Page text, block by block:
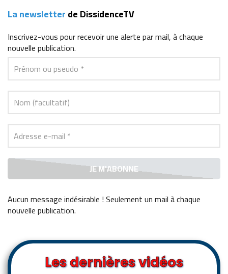
La newsletterde DissidenceTV
Inscrivez-vouspour recevoir une alerte par mail, à chaque
nouvelle publication.
Aucun message indésirable ! Seulement un mail à chaque
nouvelle publication.
Les dernières vidéos